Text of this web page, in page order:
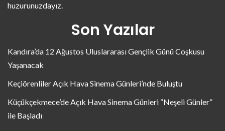
huzurunuzdayız.
Son Yazılar
Kandıra’da 12 Ağustos Uluslararası Gençlik Günü Coşkusu
Yaşanacak
Keçiörenliler Açık Hava Sinema Günleri’nde Buluştu
Küçükçekmece’de Açık Hava Sinema Günleri “Neşeli Günler”
ile Başladı